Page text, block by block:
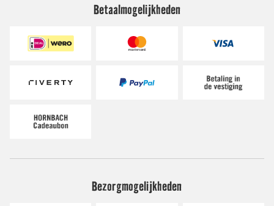
Betaalmogelijkheden
Bezorgmogelijkheden